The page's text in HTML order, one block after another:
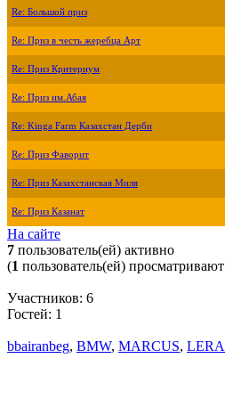
Re: Большой приз
Re: Приз в честь жеребца Арт
Re: Приз Критериум
Re: Приз им.Абая
Re: Kinga Farm Казахстан Дерби
Re: Приз Фаворит
Re: Приз Казахстанская Миля
Re: Приз Казанат
На сайте
7 пользователь(ей) активно
(1 пользователь(ей) просматривают
Участников: 6
Гостей: 1
bbairanbeg, BMW, MARCUS, LERA